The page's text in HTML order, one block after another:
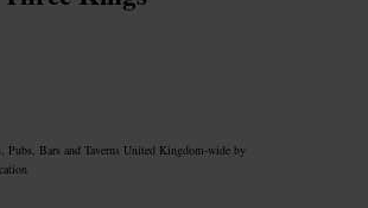
Pubs, Bars and Taverns United Kingdom-wide by